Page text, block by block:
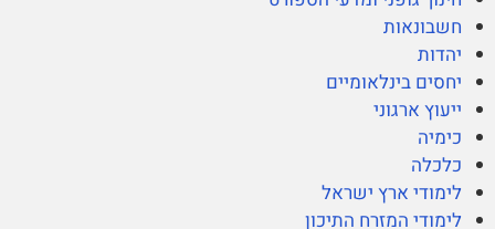
חשבונאות
יהדות
יחסים בינלאומיים
ייעוץ ארגוני
כימיה
כלכלה
לימודי ארץ ישראל
לימודי המזרח התיכון